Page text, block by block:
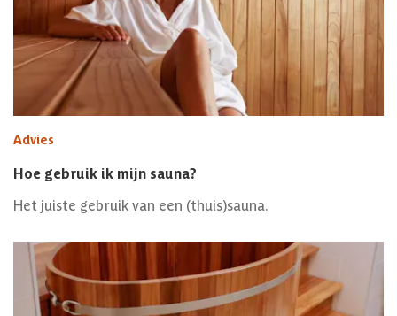
Advies
Hoe gebruik ik mijn sauna?
Het juiste gebruik van een (thuis)sauna.